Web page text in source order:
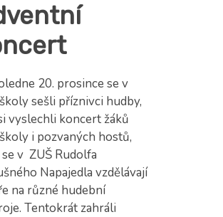
20. prosince se v
sešli příznivci hudby,
vyslechli koncert žáků
i pozvaných hostů,
v ZUŠ Rudolfa
Napajedla vzdělávají
na různé hudební
Tentokrát zahráli